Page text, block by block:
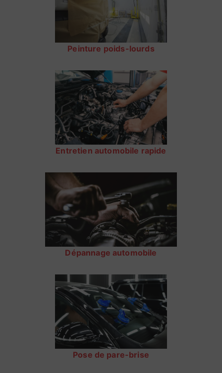
Peinture poids-lourds
Entretien automobile rapide
Dépannage automobile
Pose de pare-brise